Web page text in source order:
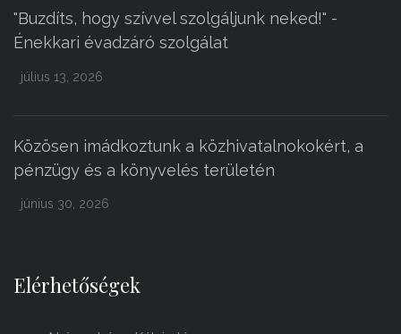
"Buzdíts, hogy szívvel szolgáljunk neked!" -
Énekkari évadzáró szolgálat
július 13, 2026
Közösen imádkoztunk a közhivatalnokokért, a
pénzügy és a könyvelés területén
június 30, 2026
Elérhetőségek